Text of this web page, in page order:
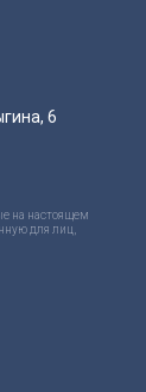
6
на настоящем
для лиц,